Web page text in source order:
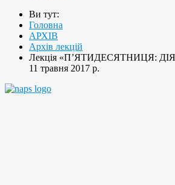
Ви тут:
Головна
АРХІВ
Архів лекцій
Лекція «П’ЯТИДЕСЯТНИЦЯ:
11 травня 2017 р.